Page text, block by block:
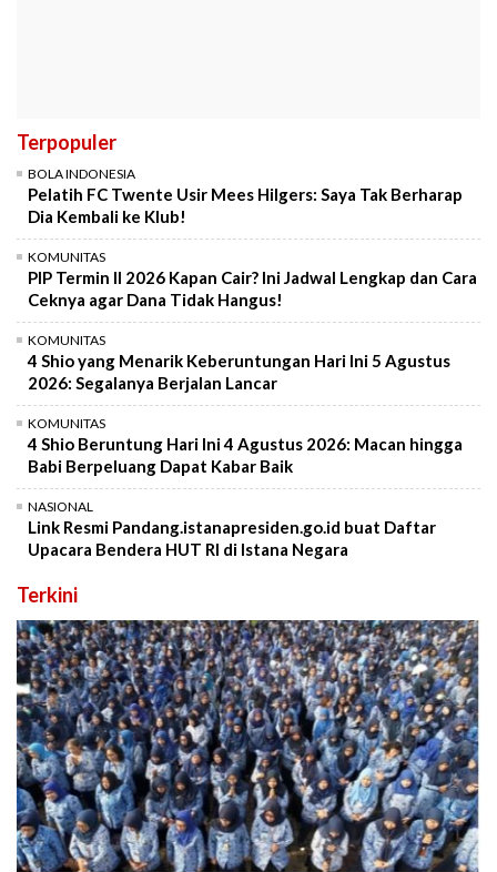
Terpopuler
BOLA INDONESIA
Pelatih FC Twente Usir Mees Hilgers: Saya Tak Berharap
Dia Kembali ke Klub!
KOMUNITAS
PIP Termin II 2026 Kapan Cair? Ini Jadwal Lengkap dan Cara
Ceknya agar Dana Tidak Hangus!
KOMUNITAS
4 Shio yang Menarik Keberuntungan Hari Ini 5 Agustus
2026: Segalanya Berjalan Lancar
KOMUNITAS
4 Shio Beruntung Hari Ini 4 Agustus 2026: Macan hingga
Babi Berpeluang Dapat Kabar Baik
NASIONAL
Link Resmi Pandang.istanapresiden.go.id buat Daftar
Upacara Bendera HUT RI di Istana Negara
Terkini